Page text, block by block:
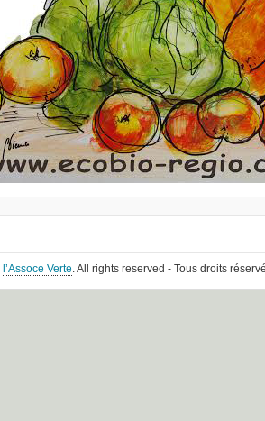
l’Assoce Verte. All rights reserved - Tous droits